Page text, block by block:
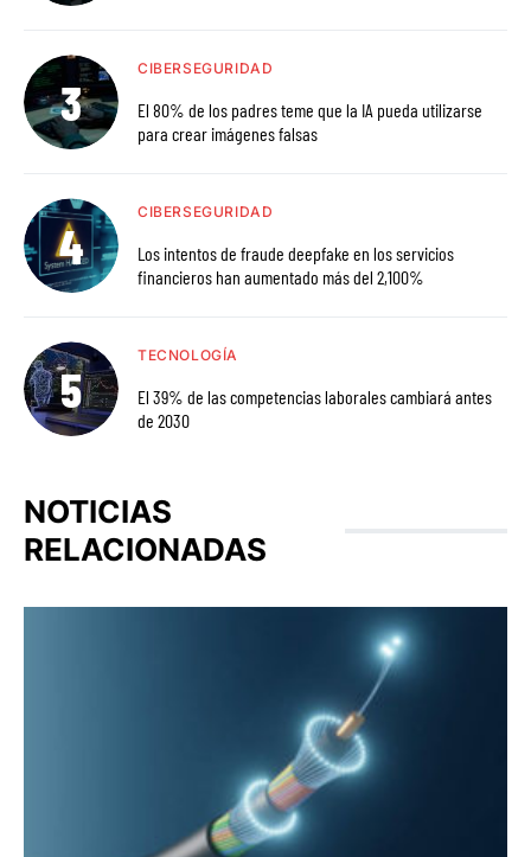
CIBERSEGURIDAD
El 80% de los padres teme que la IA pueda utilizarse
para crear imágenes falsas
CIBERSEGURIDAD
Los intentos de fraude deepfake en los servicios
financieros han aumentado más del 2,100%
TECNOLOGÍA
El 39% de las competencias laborales cambiará antes
de 2030
NOTICIAS
RELACIONADAS